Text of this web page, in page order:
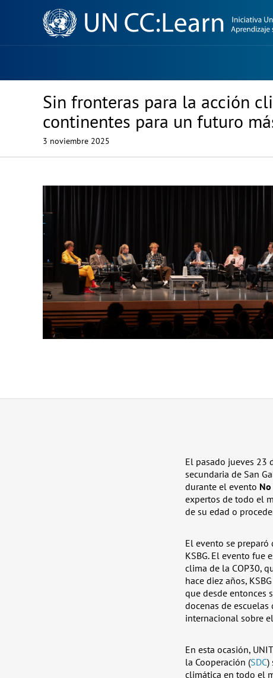
Knowledge
Sharing
Platform
Sin fronteras para la acción
continentes para un futuro
3 noviembre 2025
El pasado jueves 23
secundaria de San
durante el evento
expertos de todo el
de su edad o
El evento se
KSBG. El evento fue
clima de la COP30,
hace diez años,
que desde entonces
docenas de
internacional sobre
En esta ocasión,
la Cooperación (SDC)
climática en todo el